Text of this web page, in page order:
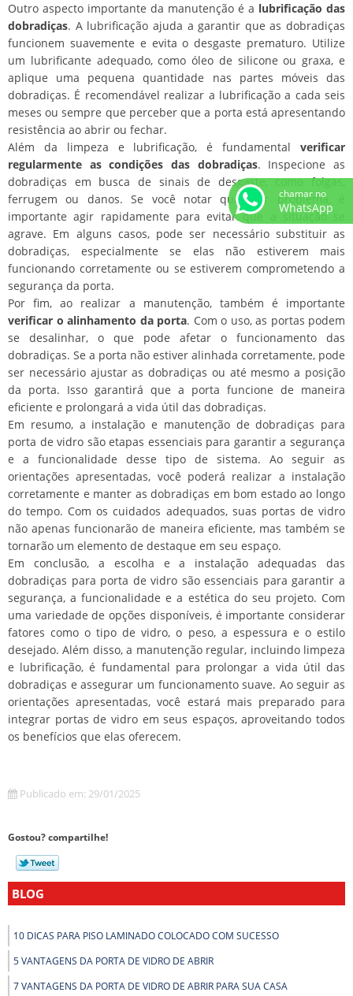
Outro aspecto importante da manutenção é a lubrificação das
dobradiças. A lubrificação ajuda a garantir que as dobradiças
funcionem suavemente e evita o desgaste prematuro. Utilize
um lubrificante adequado, como óleo de silicone ou graxa, e
aplique uma pequena quantidade nas partes móveis das
dobradiças. É recomendável realizar a lubrificação a cada seis
meses ou sempre que perceber que a porta está apresentando
resistência ao abrir ou fechar.
Além da limpeza e lubrificação, é fundamental verificar
regularmente as condições das dobradiças. Inspecione as
dobradiças em busca de sinais de desgaste, como folgas,
ferrugem ou danos. Se você notar qualquer problema, é
importante agir rapidamente para evitar que a situação se
agrave. Em alguns casos, pode ser necessário substituir as
dobradiças, especialmente se elas não estiverem mais
funcionando corretamente ou se estiverem comprometendo a
segurança da porta.
Por fim, ao realizar a manutenção, também é importante
verificar o alinhamento da porta. Com o uso, as portas podem
se desalinhar, o que pode afetar o funcionamento das
dobradiças. Se a porta não estiver alinhada corretamente, pode
ser necessário ajustar as dobradiças ou até mesmo a posição
da porta. Isso garantirá que a porta funcione de maneira
eficiente e prolongará a vida útil das dobradiças.
Em resumo, a instalação e manutenção de dobradiças para
porta de vidro são etapas essenciais para garantir a segurança
e a funcionalidade desse tipo de sistema. Ao seguir as
orientações apresentadas, você poderá realizar a instalação
corretamente e manter as dobradiças em bom estado ao longo
do tempo. Com os cuidados adequados, suas portas de vidro
não apenas funcionarão de maneira eficiente, mas também se
tornarão um elemento de destaque em seu espaço.
Em conclusão, a escolha e a instalação adequadas das
dobradiças para porta de vidro são essenciais para garantir a
segurança, a funcionalidade e a estética do seu projeto. Com
uma variedade de opções disponíveis, é importante considerar
fatores como o tipo de vidro, o peso, a espessura e o estilo
desejado. Além disso, a manutenção regular, incluindo limpeza
e lubrificação, é fundamental para prolongar a vida útil das
dobradiças e assegurar um funcionamento suave. Ao seguir as
orientações apresentadas, você estará mais preparado para
integrar portas de vidro em seus espaços, aproveitando todos
os benefícios que elas oferecem.
Publicado em: 29/01/2025
Gostou? compartilhe!
BLOG
10 DICAS PARA PISO LAMINADO COLOCADO COM SUCESSO
5 VANTAGENS DA PORTA DE VIDRO DE ABRIR
7 VANTAGENS DA PORTA DE VIDRO DE ABRIR PARA SUA CASA
chamar no
WhatsApp